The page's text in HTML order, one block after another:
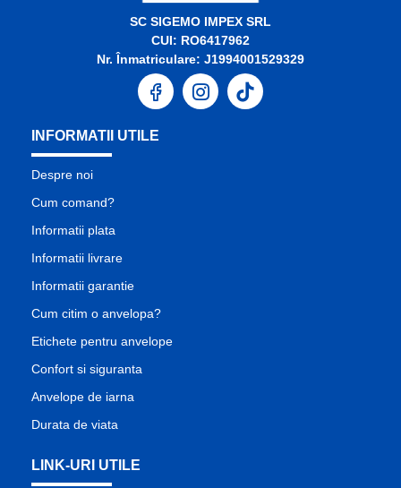
SC SIGEMO IMPEX SRL
CUI: RO6417962
Nr. Înmatriculare: J1994001529329
INFORMATII UTILE
Despre noi
Cum comand?
Informatii plata
Informatii livrare
Informatii garantie
Cum citim o anvelopa?
Etichete pentru anvelope
Confort si siguranta
Anvelope de iarna
Durata de viata
LINK-URI UTILE